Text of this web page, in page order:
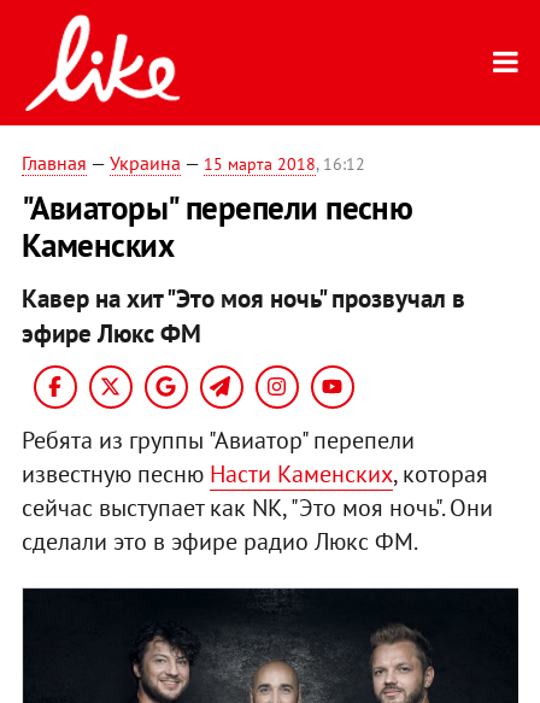
Главная — Украина — 15 марта 2018, 16:12
"Авиаторы" перепели песню
Каменских
Кавер на хит "Это моя ночь" прозвучал в
эфире Люкс ФМ
Ребята из группы "Авиатор" перепели
известную песню Насти Каменских, которая
сейчас выступает как NK, "Это моя ночь". Они
сделали это в эфире радио Люкс ФМ.